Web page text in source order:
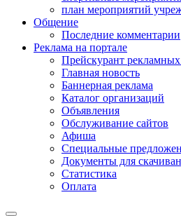
план мероприятий
Общение
Последние комментарии
Реклама на портале
Прейскурант рекламных
Главная новость
Баннерная реклама
Каталог организаций
Объявления
Обслуживание сайтов
Афиша
Специальные
Документы для
Статистика
Оплата